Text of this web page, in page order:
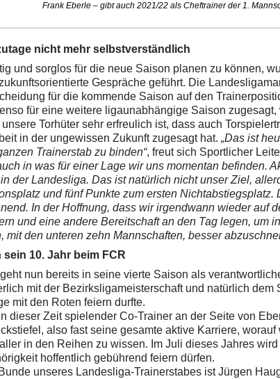
Frank Eberle – gibt auch 2021/22 als Cheftrainer der 1.
nicht mehr selbstverständlich
und sorglos für die neue Saison planen zu können,
Gespräche geführt. Die
für die kommende Saison auf den
für eine weitere ligaunabhängige Saison
Torhüter sehr erfreulich ist, dass auch
in der ungewissen Zukunft zugesagt hat. „Das ist
Trainerstab zu binden“, freut sich Sportlicher
in was für einer Lage wir uns momentan befinden.
der Landesliga. Das ist natürlich nicht unser Ziel,
und fünf Punkte zum ersten Nichtabstiegsplatz.
In der Hoffnung, dass wir irgendwann wieder auf
und eine andere Bereitschaft an den Tag legen, um
mit den unteren zehn Mannschaften, besser
sein 10. Jahr beim FCR
nun bereits in seine vierte Saison als
mit der Bezirksligameisterschaft und natürlich
mit den Roten feiern durfte.
dieser Zeit spielender Co-Trainer an der Seite von
also fast seine gesamte aktive Karriere,
in den Reihen zu wissen. Im Juli dieses Jahres
hoffentlich gebührend feiern dürfen.
unseres Landesliga-Trainerstabes ist Jürgen